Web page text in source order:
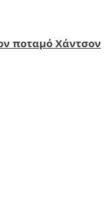
ποταμό Χάντσον